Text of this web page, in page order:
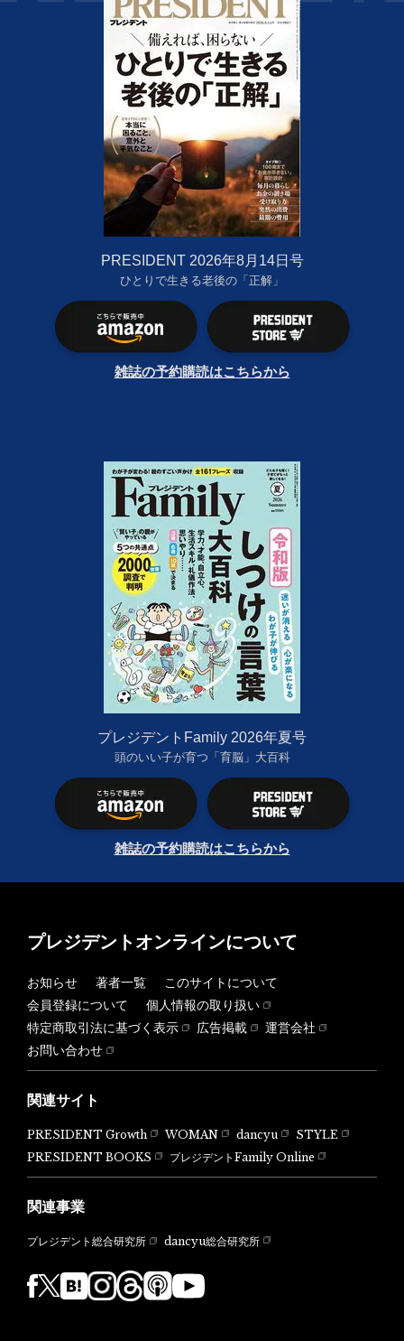
PRESIDENT 2026年8月14日号
ひとりで生きる老後の「正解」
雑誌の予約購読はこちらから
プレジデントFamily 2026年夏号
頭のいい子が育つ「育脳」大百科
雑誌の予約購読はこちらから
プレジデントオンラインについて
お知らせ 著者一覧
このサイトについて
会員登録について
個人情報の取り扱い
特定商取引法に基づく表示
広告掲載
運営会社
お問い合わせ
関連サイト
PRESIDENT Growth WOMAN dancyu
STYLE
PRESIDENT BOOKS
プレジデントFamily Online
関連事業
プレジデント総合研究所 dancyu総合研究所